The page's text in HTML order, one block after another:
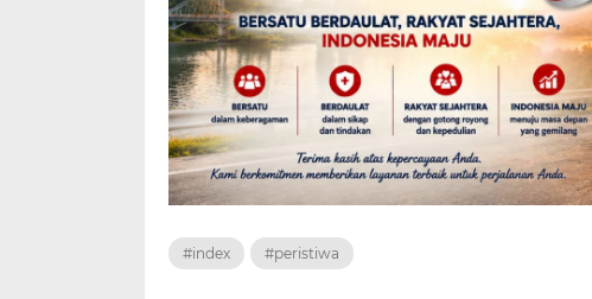
#index #peristiwa